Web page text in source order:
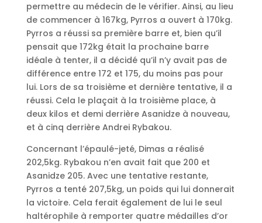
permettre au médecin de le vérifier. Ainsi, au lieu
de commencer à 167kg, Pyrros a ouvert à 170kg.
Pyrros a réussi sa première barre et, bien qu’il
pensait que 172kg était la prochaine barre
idéale à tenter, il a décidé qu’il n’y avait pas de
différence entre 172 et 175, du moins pas pour
lui. Lors de sa troisième et dernière tentative, il a
réussi. Cela le plaçait à la troisième place, à
deux kilos et demi derrière Asanidze à nouveau,
et à cinq derrière Andrei Rybakou.
Concernant l’épaulé-jeté, Dimas a réalisé
202,5kg. Rybakou n’en avait fait que 200 et
Asanidze 205. Avec une tentative restante,
Pyrros a tenté 207,5kg, un poids qui lui donnerait
la victoire. Cela ferait également de lui le seul
haltérophile à remporter quatre médailles d’or